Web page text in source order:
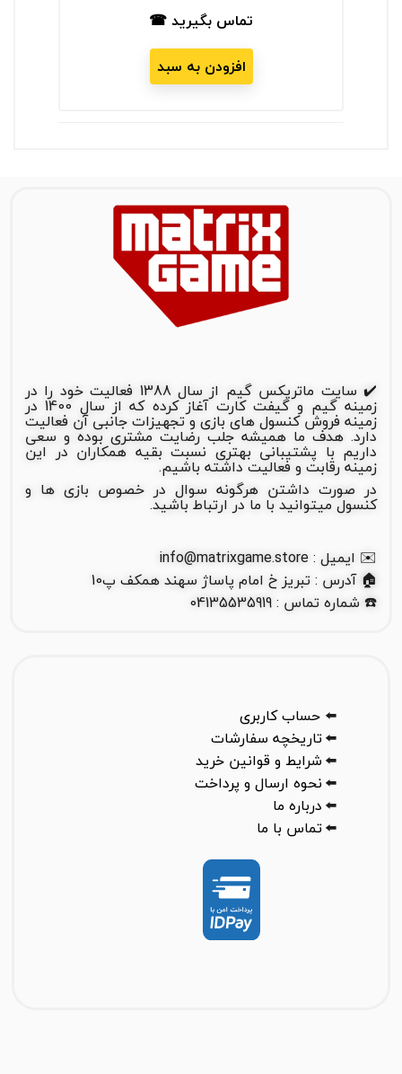
قیمت
تماس بگیرید ☎
افزودن به سبد
✔️ سایت ماتریکس گیم از سال 1388 فعالیت خود را در
زمینه گیم و گیفت کارت آغاز کرده که از سال 1400 در
زمینه فروش کنسول های بازی و تجهیزات جانبی آن فعالیت
دارد. هدف ما همیشه جلب رضایت مشتری بوده و سعی
داریم با پشتیبانی بهتری نسبت بقیه همکاران در این
زمینه رقابت و فعالیت داشته باشیم.
در صورت داشتن هرگونه سوال در خصوص بازی ها و
کنسول میتوانید با ما در ارتباط باشید.
✉️ ایمیل : info@matrixgame.store
🏠 آدرس : تبریز خ امام پاساژ سهند همکف پ10
☎️ شماره تماس : 04135535919
⬅️ حساب کاربری
⬅️تاریخچه سفارشات
⬅️شرایط و قوانین خرید
⬅️نحوه ارسال و پرداخت
⬅️درباره ما
⬅️تماس با ما